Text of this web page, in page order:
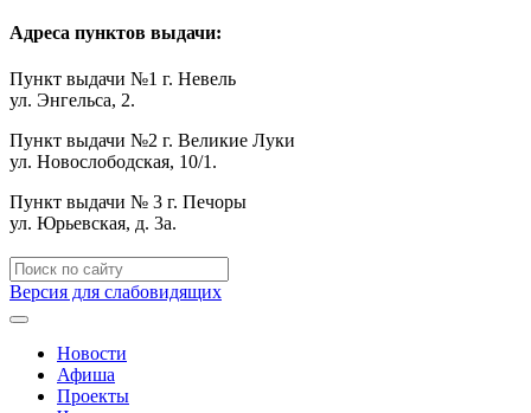
Адреса пунктов выдачи:
Пункт выдачи №1 г. Невель
ул. Энгельса, 2.
Пункт выдачи №2 г. Великие Луки
ул. Новослободская, 10/1.
Пункт выдачи № 3 г. Печоры
ул. Юрьевская, д. 3а.
Версия для слабовидящих
Новости
Афиша
Проекты